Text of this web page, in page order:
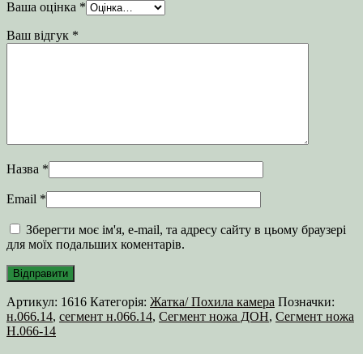
Ваша оцінка *
Ваш відгук *
Назва *
Email *
Зберегти моє ім'я, e-mail, та адресу сайту в цьому браузері
для моїх подальших коментарів.
Артикул: 1616 Категорія: Жатка/ Похила камера Позначки:
н.066.14, сегмент н.066.14, Сегмент ножа ДОН, Сегмент ножа
Н.066-14